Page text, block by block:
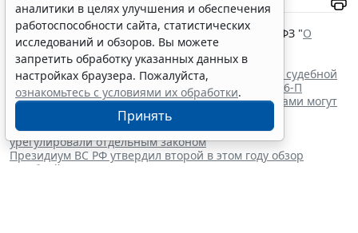
Документы по теме:
Федеральный закон от 26 октября 2002 г. № 127-ФЗ "О
несостоятельности (банкротстве)"
Читайте также:
Уголовный арест и штраф в банкротстве: анализ судебной
практики применения Постановления КС РФ № 46-П
Договор продажи недвижимости между гражданами могут
обязать заверять у нотариуса
Обращение цифровых валют и цифровых прав
урегулировали отдельным законом
Президиум ВС РФ утвердил второй в этом году обзор
судебной практики
аналитики в целях улучшения и обеспечения
работоспособности сайта, статистических
исследований и обзоров. Вы можете
запретить обработку указанных данных в
настройках браузера. Пожалуйста,
ознакомьтесь с условиями их обработки.
Принять